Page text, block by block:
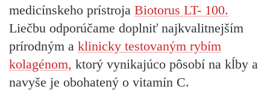
medicínskeho prístroja Biotorus LT- 100.
Liečbu odporúčame doplniť najkvalitnejším
prírodným a klinicky testovaným rybím
kolagénom, ktorý vynikajúco pôsobí na kĺby a
navyše je obohatený o vitamín C.